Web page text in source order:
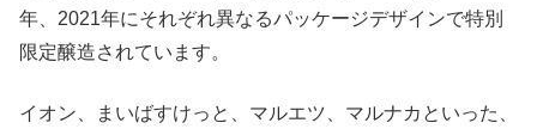
年、2021年にそれぞれ異なるパッケージデザインで特別
限定醸造されています。
イオン、まいばすけっと、マルエツ、マルナカといった、